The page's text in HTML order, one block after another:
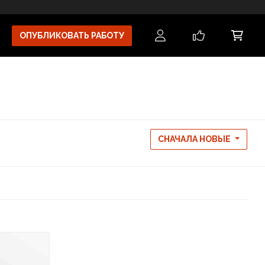
ОПУБЛИКОВАТЬ РАБОТУ
СНАЧАЛА НОВЫЕ